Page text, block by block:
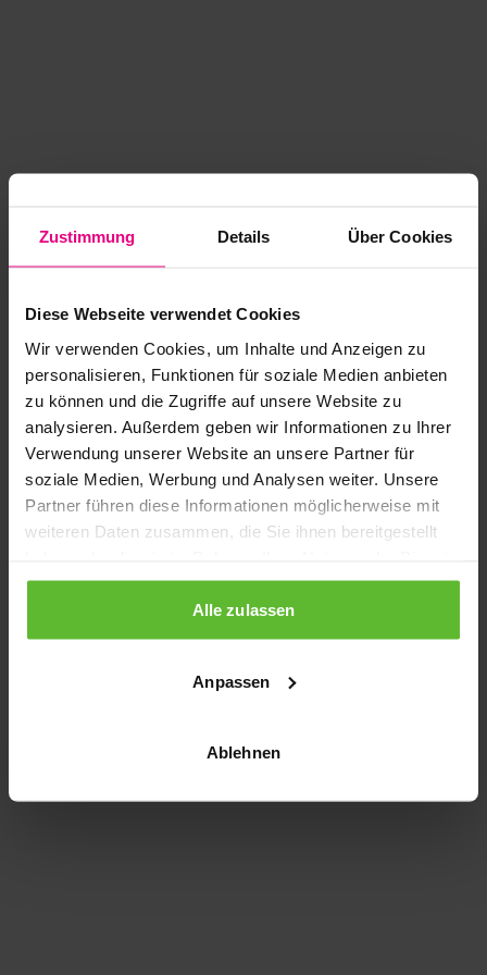
Zustimmung Details Über Cookies
Diese Webseite verwendet Cookies
Wir verwenden Cookies, um Inhalte und Anzeigen zu
personalisieren, Funktionen für soziale Medien anbieten
zu können und die Zugriffe auf unsere Website zu
analysieren. Außerdem geben wir Informationen zu Ihrer
Verwendung unserer Website an unsere Partner für
soziale Medien, Werbung und Analysen weiter. Unsere
Partner führen diese Informationen möglicherweise mit
weiteren Daten zusammen, die Sie ihnen bereitgestellt
gesammelt haben.
Alle zulassen
Anpassen
Ablehnen
Application error: a client-side exception has occurred
loading www.kurzwego.de (see the browser console for more
information).